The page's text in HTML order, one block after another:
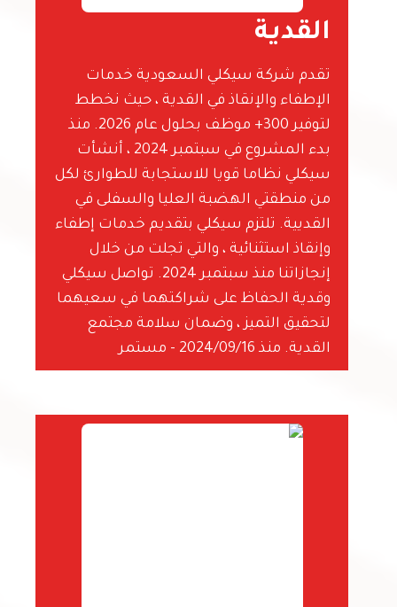
القدية
تقدم شركة سيكلي السعودية خدمات
الإطفاء والإنقاذ في القدية ، حيث نخطط
لتوفير 300+ موظف بحلول عام 2026. منذ
بدء المشروع في سبتمبر 2024 ، أنشأت
سيكلي نظاما قويا للاستجابة للطوارئ لكل
من منطقتي الهضبة العليا والسفلى في
القديية. تلتزم سيكلي بتقديم خدمات إطفاء
وإنقاذ استثنائية ، والتي تجلت من خلال
إنجازاتنا منذ سبتمبر 2024. تواصل سيكلي
وقدية الحفاظ على شراكتهما في سعيهما
لتحقيق التميز ، وضمان سلامة مجتمع
القدية. منذ 2024/09/16 - مستمر